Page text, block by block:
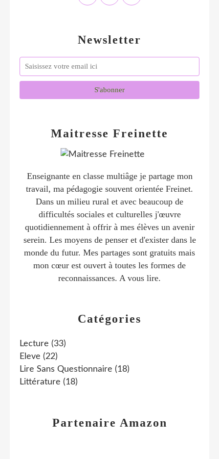
Newsletter
Catégories
Lecture (33)
Eleve (22)
Lire Sans Questionnaire (18)
Littérature (18)
Maitresse Freinette
Enseignante en classe multiâge je partage mon
travail, ma pédagogie souvent orientée Freinet.
Dans un milieu rural et avec beaucoup de
difficultés sociales et culturelles j'œuvre
quotidiennement à offrir à mes élèves un avenir
serein. Les moyens de penser et d'exister dans le
monde du futur. Mes partages sont gratuits mais
mon cœur est ouvert à toutes les formes de
reconnaissances. A vous lire.
Partenaire Amazon